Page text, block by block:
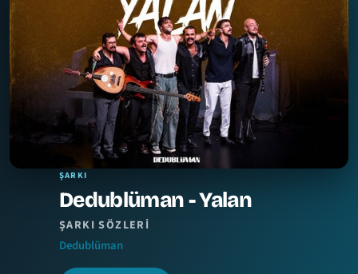
ŞARKI
Dedublüman - Yalan
ŞARKI SÖZLERI
Dedublüman